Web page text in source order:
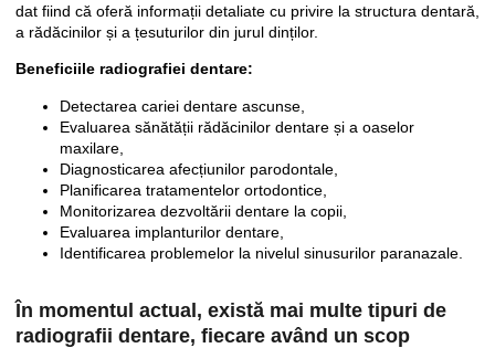
dat fiind că oferă informații detaliate cu privire la structura dentară,
a rădăcinilor și a țesuturilor din jurul dinților.
Beneficiile radiografiei dentare:
Detectarea cariei dentare ascunse,
Evaluarea sănătății rădăcinilor dentare și a oaselor
maxilare,
Diagnosticarea afecțiunilor parodontale,
Planificarea tratamentelor ortodontice,
Monitorizarea dezvoltării dentare la copii,
Evaluarea implanturilor dentare,
Identificarea problemelor la nivelul sinusurilor paranazale.
În momentul actual, există mai multe tipuri de
radiografii dentare, fiecare având un scop